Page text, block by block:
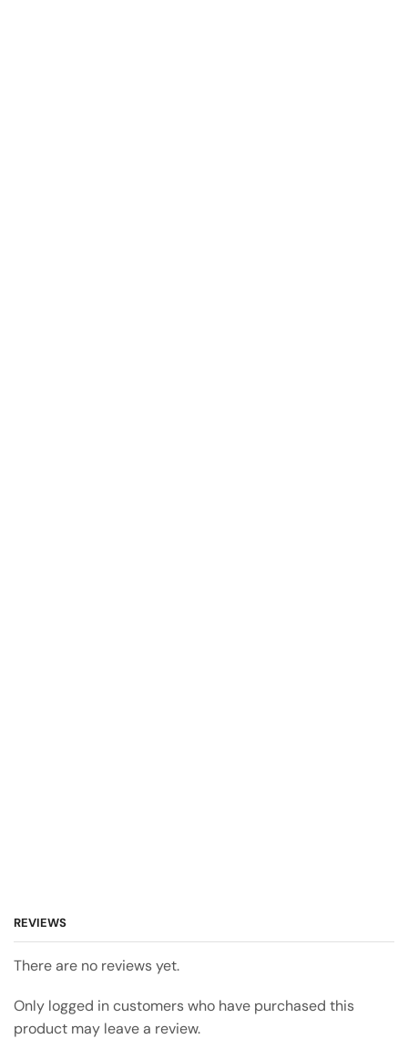
REVIEWS
There are no reviews yet.
Only logged in customers who have purchased this
product may leave a review.